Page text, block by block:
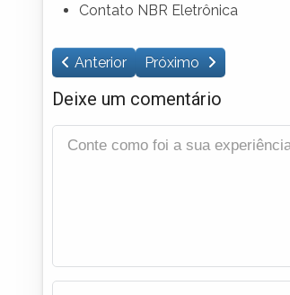
Contato NBR Eletrônica
Anterior Próximo
Deixe um comentário